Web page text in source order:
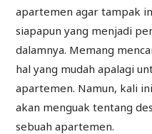
apartemen agar tampak
siapapun yang menjadi
dalamnya. Memang
hal yang mudah apalagi
apartemen. Namun, kali
akan menguak tentang
sebuah apartemen.